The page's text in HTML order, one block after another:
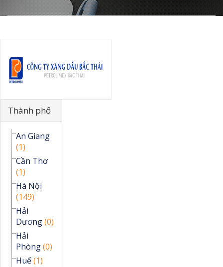
Công ty CP xăng dầu Bắc Thái
Ẩn
Thành phố
An Giang
(1)
Cần Thơ
(1)
Hà Nội
(149)
Hải
Dương(0)
Hải
Phòng(0)
Huế(1)